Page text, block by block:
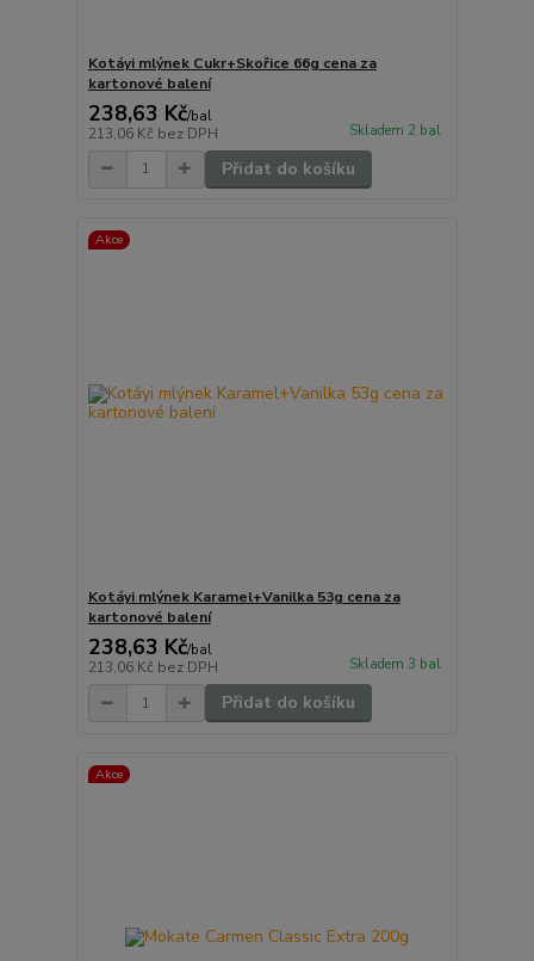
Kotáyi mlýnek Cukr+Skořice 66g cena za
kartonové balení
238,63 Kč/bal
213,06 Kč bez DPH Skladem 2 bal
Přidat do košíku
Akce
Kotáyi mlýnek Karamel+Vanilka 53g cena za
kartonové balení
238,63 Kč/bal
213,06 Kč bez DPH Skladem 3 bal
Přidat do košíku
Akce